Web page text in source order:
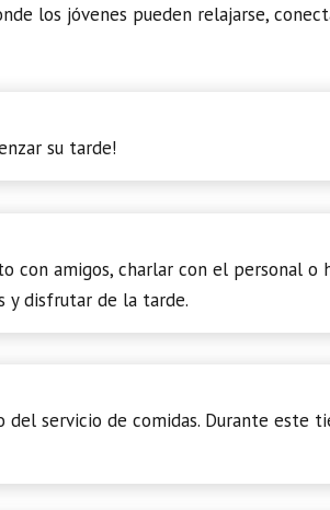
los jóvenes pueden relajarse,
su tarde!
con amigos, charlar con el personal o
y disfrutar de la tarde.
servicio de comidas. Durante este